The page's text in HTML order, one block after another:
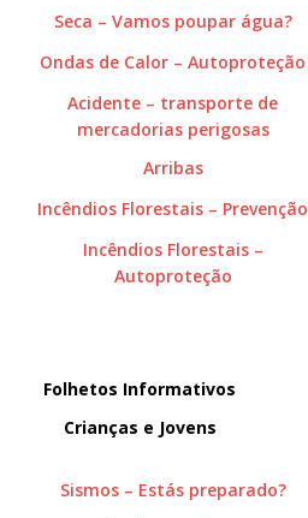
Seca – Vamos poupar água?
Ondas de Calor – Autoproteção
Acidente – transporte de
mercadorias perigosas
Arribas
Incêndios Florestais – Prevenção
Incêndios Florestais –
Autoproteção
Folhetos Informativos
Crianças e Jovens
Sismos – Estás preparado?